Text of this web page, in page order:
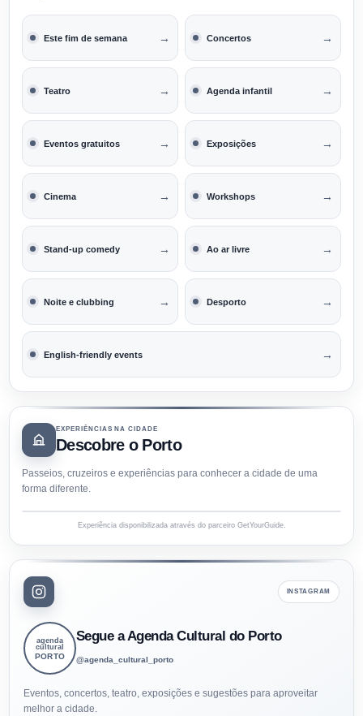
Este fim de semana → Concertos →
Teatro → Agenda infantil →
Eventos gratuitos → Exposições →
Cinema → Workshops →
Stand-up comedy → Ao ar livre →
Noite e clubbing → Desporto →
English-friendly events →
EXPERIÊNCIAS NA CIDADE
Descobre o Porto
Passeios, cruzeiros e experiências para conhecer a cidade de uma
forma diferente.
Experiência disponibilizada através do parceiro GetYourGuide.
INSTAGRAM
agenda
cultural
PORTO
Segue a Agenda Cultural do Porto
@agenda_cultural_porto
Eventos, concertos, teatro, exposições e sugestões para aproveitar
melhor a cidade.